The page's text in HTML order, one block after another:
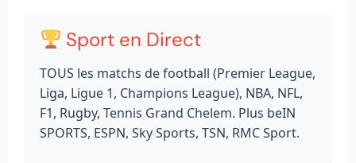
Sport en Direct
TOUS les matchs de football (Premier League,
Liga, Ligue 1, Champions League), NBA, NFL,
F1, Rugby, Tennis Grand Chelem. Plus beIN
SPORTS, ESPN, Sky Sports, TSN, RMC Sport.